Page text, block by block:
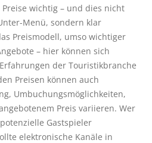
wichtig – und dies nicht
Menü, sondern klar
Preismodell, umso wichtiger
– hier können sich
der Touristikbranche
Preisen können auch
Umbuchungsmöglichkeiten,
Preis variieren. Wer
Gastspieler
elektronische Kanäle in